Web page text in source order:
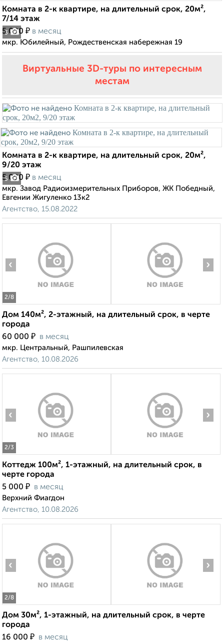
3
Комната в 2-к квартире, на длительный срок, 20м²,
7/14 этаж
5 000 ₽ в месяц
мкр. Юбилейный, Рождественская набережная 19
Виртуальные 3D-туры по интересным
местам
5
Комната в 2-к квартире, на длительный срок, 20м²,
9/20 этаж
5 000 ₽ в месяц
мкр. Завод Радиоизмерительных Приборов, ЖК Победный,
Евгении Жигуленко 13к2
Агентство, 15.08.2022
2/8
‹ ›
Дом 140м², 2-этажный, на длительный срок, в черте
города
60 000 ₽ в месяц
мкр. Центральный, Рашпилевская
Агентство, 10.08.2026
2/3
‹ ›
Коттедж 100м², 1-этажный, на длительный срок, в
черте города
5 000 ₽ в месяц
Верхний Фиагдон
Агентство, 10.08.2026
2/8
‹ ›
Дом 30м², 1-этажный, на длительный срок, в черте
города
16 000 ₽ в месяц